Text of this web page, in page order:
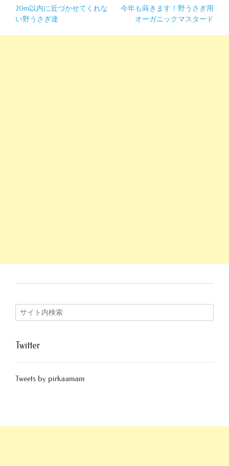
投
稿
ナ
20m以内に近づかせてくれな
い野うさぎ達
今年も蒔きます！野うさぎ用
オーガニックマスタード
Twitter
Tweets by pirkaamam